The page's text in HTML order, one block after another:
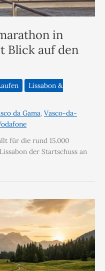
in
Blick auf den
Lissabon &
da Gama, Vasco-da-
für die rund 15.000
der Startschuss an